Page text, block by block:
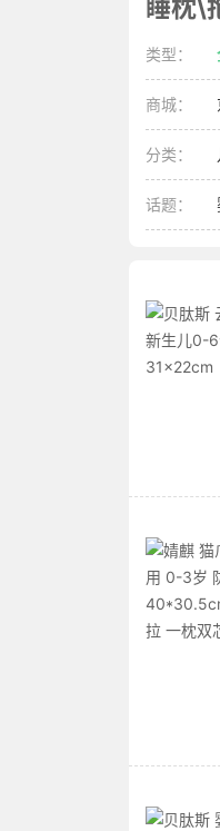
睡枕\
类型：
商城：
分类：
话题：